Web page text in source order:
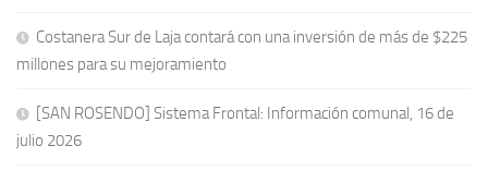
Costanera Sur de Laja contará con una inversión de más de $225
millones para su mejoramiento
[SAN ROSENDO] Sistema Frontal: Información comunal, 16 de
julio 2026